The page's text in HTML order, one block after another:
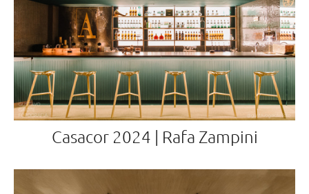
Casacor 2024 | Rafa Zampini